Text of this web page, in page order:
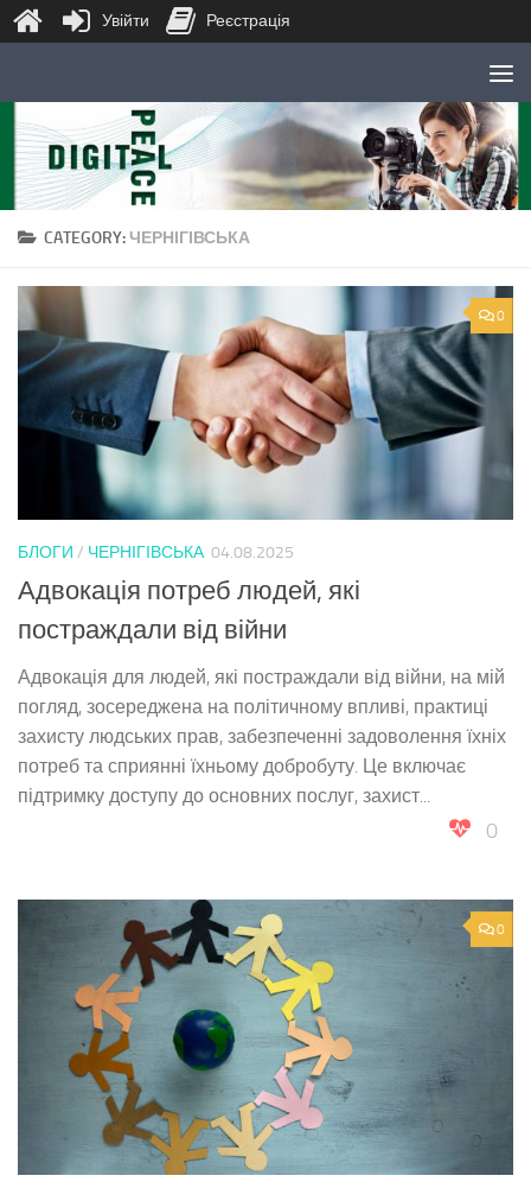
Skip to content
CATEGORY: ЧЕРНІГІВСЬКА
0
БЛОГИ / ЧЕРНІГІВСЬКА 04.08.2025
Адвокація потреб людей, які
постраждали від війни
Адвокація для людей, які постраждали від війни, на мій
погляд, зосереджена на політичному впливі, практиці
захисту людських прав, забезпеченні задоволення їхніх
потреб та сприянні їхньому добробуту. Це включає
підтримку доступу до основних послуг, захист...
0
0
Увійти Реєстрація